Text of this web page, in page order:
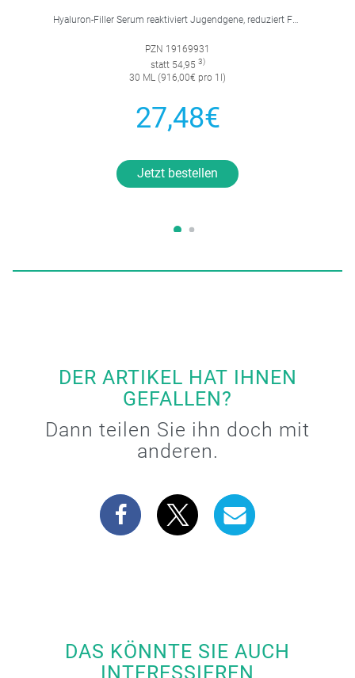
Hyaluron-Filler Serum reaktiviert Jugendgene, reduziert Falten und feine Linien, spendet intensive Feuchtigkeit und strafft die Gesichtskonturen.
PZN 19169931
statt 54,95 3)
30 ML (916,00€ pro 1l)
27,48€
Jetzt bestellen
DER ARTIKEL HAT IHNEN
GEFALLEN?
Dann teilen Sie ihn doch mit
anderen.
DAS KÖNNTE SIE AUCH
INTERESSIEREN